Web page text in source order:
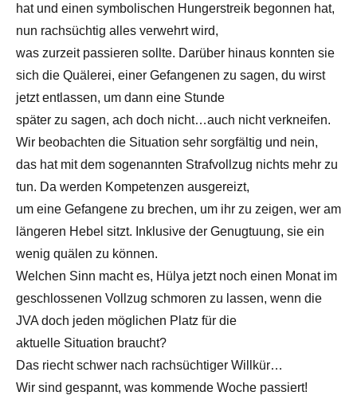
hat und einen symbolischen Hungerstreik begonnen hat,
nun rachsüchtig alles verwehrt wird,
was zurzeit passieren sollte. Darüber hinaus konnten sie
sich die Quälerei, einer Gefangenen zu sagen, du wirst
jetzt entlassen, um dann eine Stunde
später zu sagen, ach doch nicht…auch nicht verkneifen.
Wir beobachten die Situation sehr sorgfältig und nein,
das hat mit dem sogenannten Strafvollzug nichts mehr zu
tun. Da werden Kompetenzen ausgereizt,
um eine Gefangene zu brechen, um ihr zu zeigen, wer am
längeren Hebel sitzt. Inklusive der Genugtuung, sie ein
wenig quälen zu können.
Welchen Sinn macht es, Hülya jetzt noch einen Monat im
geschlossenen Vollzug schmoren zu lassen, wenn die
JVA doch jeden möglichen Platz für die
aktuelle Situation braucht?
Das riecht schwer nach rachsüchtiger Willkür…
Wir sind gespannt, was kommende Woche passiert!